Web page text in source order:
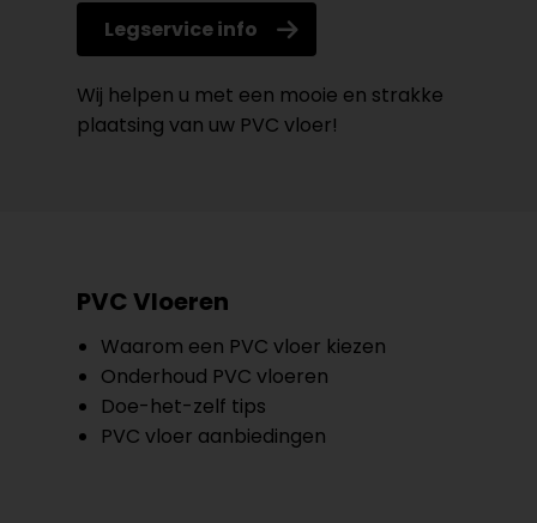
Legservice info
Wij helpen u met een mooie en strakke
plaatsing van uw PVC vloer!
PVC Vloeren
Waarom een PVC vloer kiezen
Onderhoud PVC vloeren
Doe-het-zelf tips
PVC vloer aanbiedingen